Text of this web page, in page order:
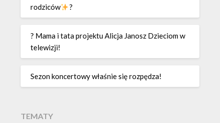
rodziców
?
? Mama i tata projektu Alicja Janosz Dzieciom w
telewizji!
Sezon koncertowy właśnie się rozpędza!
TEMATY